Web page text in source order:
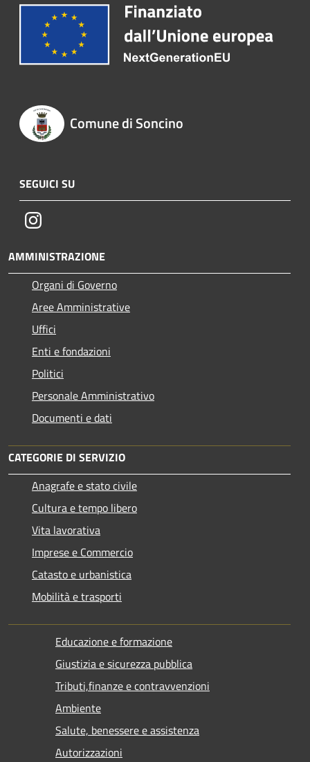
Comune di Soncino
SEGUICI SU
Instagram
AMMINISTRAZIONE
Organi di Governo
Aree Amministrative
Uffici
Enti e fondazioni
Politici
Personale Amministrativo
Documenti e dati
CATEGORIE DI SERVIZIO
Anagrafe e stato civile
Cultura e tempo libero
Vita lavorativa
Imprese e Commercio
Catasto e urbanistica
Mobilità e trasporti
Educazione e formazione
Giustizia e sicurezza pubblica
Tributi,finanze e contravvenzioni
Ambiente
Salute, benessere e assistenza
Autorizzazioni